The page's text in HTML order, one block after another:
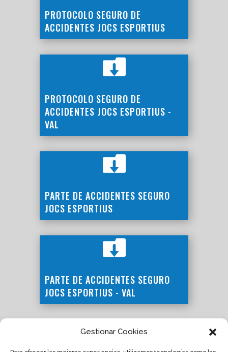
Gestionar Cookies
PROTOCOLO SEGURO DE
ACCIDENTES JOCS ESPORTIUS

PROTOCOLO SEGURO DE
ACCIDENTES JOCS ESPORTIUS -
VAL

PARTE DE ACCIDENTES SEGURO
JOCS ESPORTIUS

PARTE DE ACCIDENTES SEGURO
JOCS ESPORTIUS - VAL